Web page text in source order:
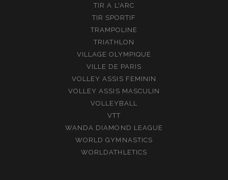
TIR A L'ARC
TIR SPORTIF
TRAMPOLINE
TRIATHLON
VILLAGE OLYMPIQUE
VILLE DE PARIS
VOLLEY ASSIS FEMININ
VOLLEY ASSIS MASCULIN
VOLLEYBALL
VTT
WANDA DIAMOND LEAGUE
WORLD GYMNASTICS
WORLDATHLETICS